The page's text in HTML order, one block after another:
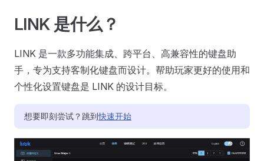
LINK 是什么？
LINK 是一款多功能集成、跨平台、高兼容性的键盘助
手，专为支持客制化键盘而设计。帮助玩家更好的使用和
个性化设置键盘是 LINK 的设计目标。
想要即刻尝试？跳到快速开始